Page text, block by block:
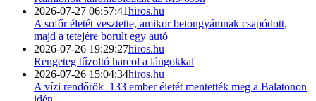
2026-07-27 06:57:41hiros.hu
A sofőr életét vesztette, amikor betongyámnak csapódott,
majd a tetejére borult egy autó
2026-07-26 19:29:27hiros.hu
Rengeteg tűzoltó harcol a lángokkal
2026-07-26 15:04:34hiros.hu
A vízi rendőrök 133 ember életét mentették meg a Balatonon